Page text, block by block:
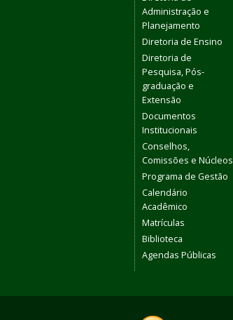
Administração e
Planejamento
Diretoria de Ensino
Diretoria de
Pesquisa, Pós-
graduação e
Extensão
Documentos
Institucionais
Conselhos,
Comissões e Núcleos
Programa de Gestão
Calendário
Acadêmico
Matrículas
Biblioteca
Agendas Públicas